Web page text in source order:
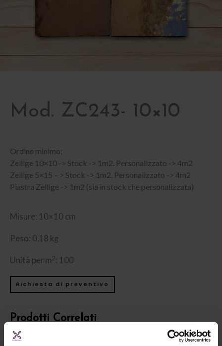
Mod. ZC243- 10×10
Ordine minimo:
Zellige 10×10 -> Stock -> 1m2. Personalizzato -> 4m2
Zellige 5×15 – > Stock -> 1m2. Personalizzato -> 4m2
Piastra Zellige -> 1m2 (sia in stock che personalizzata)
Misure: 10×10 cm
Peso: 0,18 kg
Unità per m 2: 100
Richiesta di preventivo
Prodotti Correlati